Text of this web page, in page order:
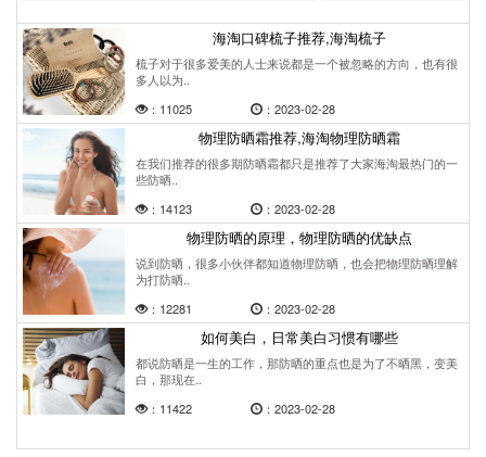
海淘口碑梳子推荐,海淘梳子
梳子对于很多爱美的人士来说都是一个被忽略的方向，也有很
多人以为..
：11025
：2023-02-28
物理防晒霜推荐,海淘物理防晒霜
在我们推荐的很多期防晒霜都只是推荐了大家海淘最热门的一
些防晒..
：14123
：2023-02-28
物理防晒的原理，物理防晒的优缺点
说到防晒，很多小伙伴都知道物理防晒，也会把物理防晒理解
为打防晒..
：12281
：2023-02-28
如何美白，日常美白习惯有哪些
都说防晒是一生的工作，那防晒的重点也是为了不晒黑，变美
白，那现在..
：11422
：2023-02-28